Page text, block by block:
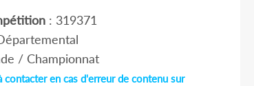
: 319371
/ Championnat
contacter en cas d'erreur de contenu sur